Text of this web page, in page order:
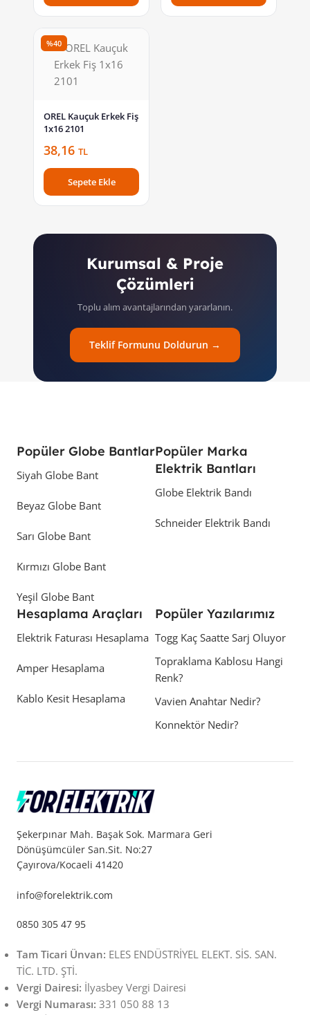
%40
OREL Kauçuk Erkek Fiş
1x16 2101
38,16 TL
Sepete Ekle
Kurumsal & Proje
Çözümleri
Toplu alım avantajlarından yararlanın.
Teklif Formunu Doldurun →
Popüler Globe Bantlar
Siyah Globe Bant
Beyaz Globe Bant
Sarı Globe Bant
Kırmızı Globe Bant
Yeşil Globe Bant
Popüler Marka
Elektrik Bantları
Globe Elektrik Bandı
Schneider Elektrik Bandı
Hesaplama Araçları
Elektrik Faturası Hesaplama
Amper Hesaplama
Kablo Kesit Hesaplama
Popüler Yazılarımız
Togg Kaç Saatte Sarj Oluyor
Topraklama Kablosu Hangi
Renk?
Vavien Anahtar Nedir?
Konnektör Nedir?
Şekerpınar Mah. Başak Sok. Marmara Geri
Dönüşümcüler San.Sit. No:27
Çayırova/Kocaeli 41420
info@forelektrik.com
0850 305 47 95
Tam Ticari Ünvan: ELES ENDÜSTRİYEL ELEKT. SİS. SAN.
TİC. LTD. ŞTİ.
Vergi Dairesi: İlyasbey Vergi Dairesi
Vergi Numarası: 331 050 88 13